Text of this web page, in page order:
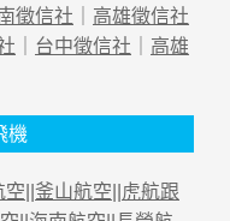
徵信社 ｜ 高雄徵信社
｜ 台中徵信社 ｜ 高雄
機
空 釜山航空
虎航跟